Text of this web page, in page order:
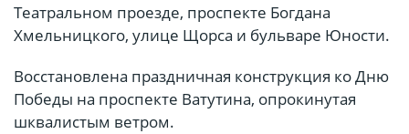
Театральном проезде, проспекте Богдана
Хмельницкого, улице Щорса и бульваре Юности.
Восстановлена праздничная конструкция ко Дню
Победы на проспекте Ватутина, опрокинутая
шквалистым ветром.